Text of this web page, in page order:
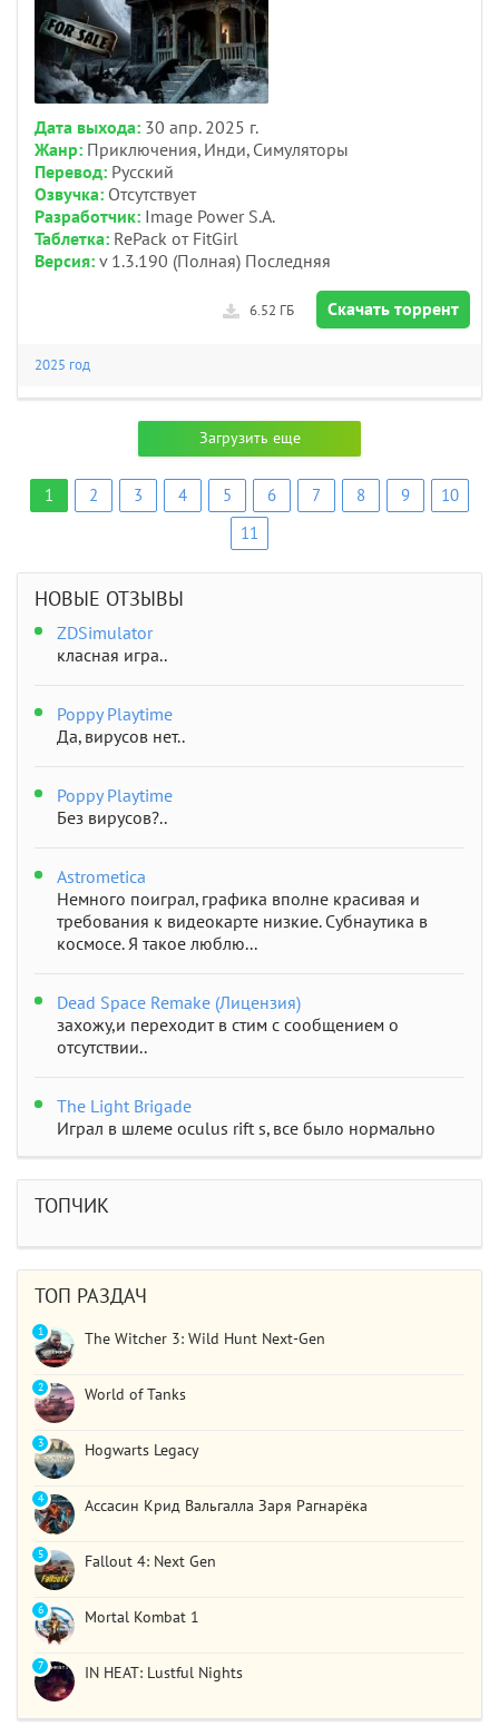
Дата выхода: 30 апр. 2025 г.
Жанр: Приключения, Инди, Симуляторы
Перевод: Русский
Озвучка: Отсутствует
Разработчик: Image Power S.A.
Таблетка: RePack от FitGirl
Версия: v 1.3.190 (Полная) Последняя
Скачать торрент
6.52 ГБ
2025 год
Загрузить еще
1 2 3 4 5 6 7 8 9
10
11
НОВЫЕ ОТЗЫВЫ
ZDSimulator
класная игра..
Poppy Playtime
Да, вирусов нет..
Poppy Playtime
Без вирусов?..
Astrometica
Немного поиграл, графика вполне красивая и
требования к видеокарте низкие. Субнаутика в
космосе. Я такое люблю...
Dead Space Remake (Лицензия)
захожу,и переходит в стим с сообщением о
отсутствии..
The Light Brigade
Играл в шлеме oculus rift s, все было нормально
сюжет и..
STAR WARS Jedi: Survivor
Должно быть все норм..
ТОПЧИК
ТОП РАЗДАЧ
The Witcher 3: Wild Hunt Next-Gen
1
World of Tanks
2
Hogwarts Legacy
3
Ассасин Крид Вальгалла Заря Рагнарёка
4
Fallout 4: Next Gen
5
Mortal Kombat 1
6
IN HEAT: Lustful Nights
7